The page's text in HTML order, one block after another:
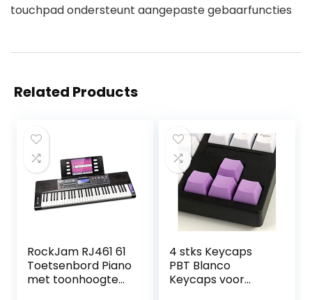
touchpad ondersteunt aangepaste gebaarfuncties
Related Products
RockJam RJ461 61
Toetsenbord Piano
met toonhoogte
4 stks Keycaps
PBT Blanco
Keycaps voor